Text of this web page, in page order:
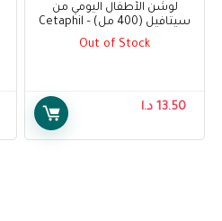
لوشن الأطفال اليومي من
سيتافيل (400 مل) – Cetaphil
Baby Daily Lotion (400ml)
Out of Stock
13.50 د.ا